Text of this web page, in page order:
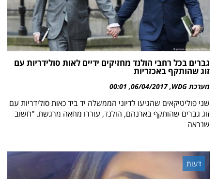
גברים בכל רחבי הולנד מחזיקים ידיים לאות סולידריות עם
זוג שהותקף באכזריות
מערכת WDG 06/04/2017
00:01
שני פוליטיקאים שהגיעו לדיוני הממשלה יד ביד כאות סולידריות עם
זוג גברים שהותקף בארנהם, הולנד, עוררו מחאה מרגשת. "חשוב
שנראה
דעות